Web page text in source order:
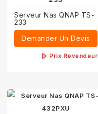
Serveur Nas QNAP TS-
233
Demander Un Devis
Prix Revendeur